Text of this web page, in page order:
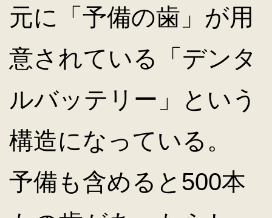
元に「予備の歯」が用
意されている「デンタ
ルバッテリー」という
構造になっている。
予備も含めると500本